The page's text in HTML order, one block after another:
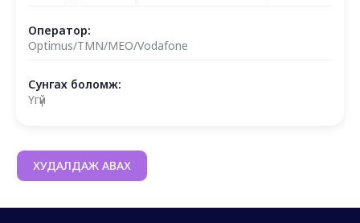
Оператор:
Optimus/TMN/MEO/Vodafone
Сунгах боломж:
Үгүй
ХУДАЛДАЖ АВАХ